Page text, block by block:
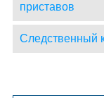
приставов
Следственный